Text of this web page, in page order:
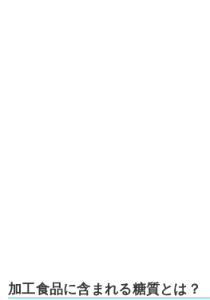
加工食品に含まれる糖質とは？